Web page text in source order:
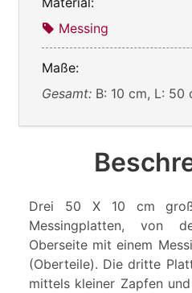
Messing
Maße:
Gesamt: B: 10 cm, L: 50
Drei 50 X 10 cm
Messingplatten, von
Oberseite mit einem
(Oberteile). Die dritte
mittels kleiner Zapfen